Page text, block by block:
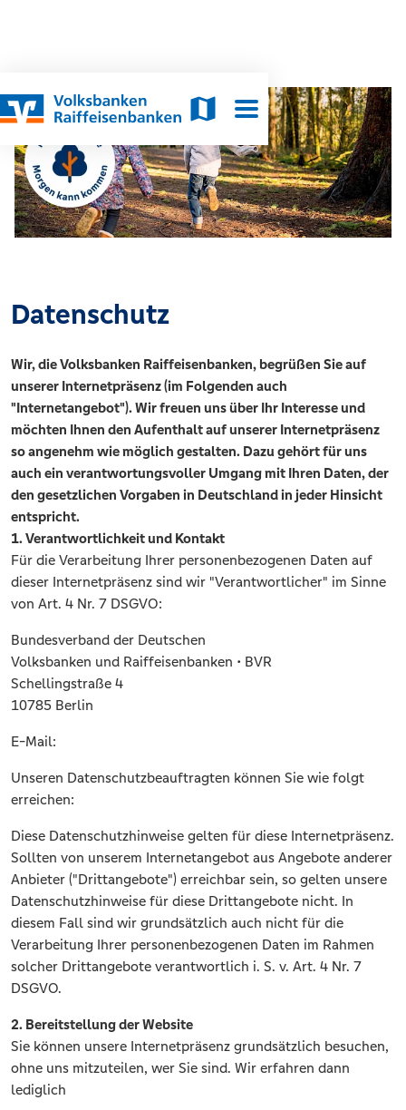
Datenschutz
Wir, die Volksbanken Raiffeisenbanken, begrüßen Sie auf
unserer Internetpräsenz (im Folgenden auch
"Internetangebot"). Wir freuen uns über Ihr Interesse und
möchten Ihnen den Aufenthalt auf unserer Internetpräsenz
so angenehm wie möglich gestalten. Dazu gehört für uns
auch ein verantwortungsvoller Umgang mit Ihren Daten, der
den gesetzlichen Vorgaben in Deutschland in jeder Hinsicht
entspricht.
1. Verantwortlichkeit und Kontakt
Für die Verarbeitung Ihrer personenbezogenen Daten auf
dieser Internetpräsenz sind wir "Verantwortlicher" im Sinne
von Art. 4 Nr. 7 DSGVO:
Bundesverband der Deutschen
Volksbanken und Raiffeisenbanken • BVR
Schellingstraße 4
10785 Berlin
E-Mail:
Unseren Datenschutzbeauftragten können Sie wie folgt
erreichen:
Diese Datenschutzhinweise gelten für diese Internetpräsenz.
Sollten von unserem Internetangebot aus Angebote anderer
Anbieter ("Drittangebote") erreichbar sein, so gelten unsere
Datenschutzhinweise für diese Drittangebote nicht. In
diesem Fall sind wir grundsätzlich auch nicht für die
Verarbeitung Ihrer personenbezogenen Daten im Rahmen
solcher Drittangebote verantwortlich i. S. v. Art. 4 Nr. 7
DSGVO.
2. Bereitstellung der Website
Sie können unsere Internetpräsenz grundsätzlich besuchen,
ohne uns mitzuteilen, wer Sie sind. Wir erfahren dann
lediglich